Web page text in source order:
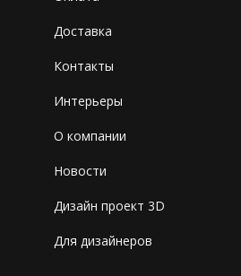
Доставка
Контакты
Интерьеры
О компании
Новости
Дизайн проект 3D
Для дизайнеров